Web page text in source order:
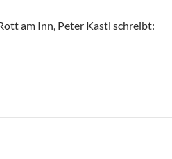
am Inn, Peter Kastl schreibt: